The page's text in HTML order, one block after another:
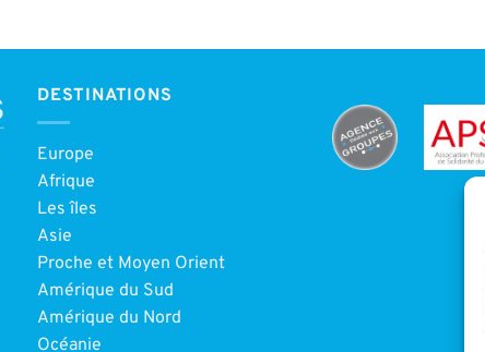
DESTINATIONS
Europe
Afrique
Les îles
Asie
Proche et Moyen Orient
Amérique du Sud
Amérique du Nord
Océanie